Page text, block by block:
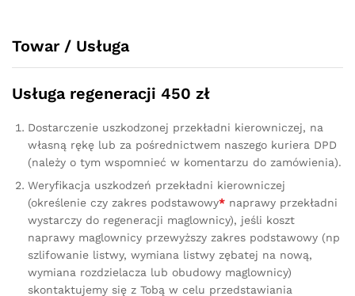
Towar / Usługa
Usługa regeneracji 450 zł
Dostarczenie uszkodzonej przekładni kierowniczej, na
własną rękę lub za pośrednictwem naszego kuriera DPD
(należy o tym wspomnieć w komentarzu do zamówienia).
Weryfikacja uszkodzeń przekładni kierowniczej
(określenie czy zakres podstawowy* naprawy przekładni
wystarczy do regeneracji maglownicy), jeśli koszt
naprawy maglownicy przewyższy zakres podstawowy (np
szlifowanie listwy, wymiana listwy zębatej na nową,
wymiana rozdzielacza lub obudowy maglownicy)
skontaktujemy się z Tobą w celu przedstawiania